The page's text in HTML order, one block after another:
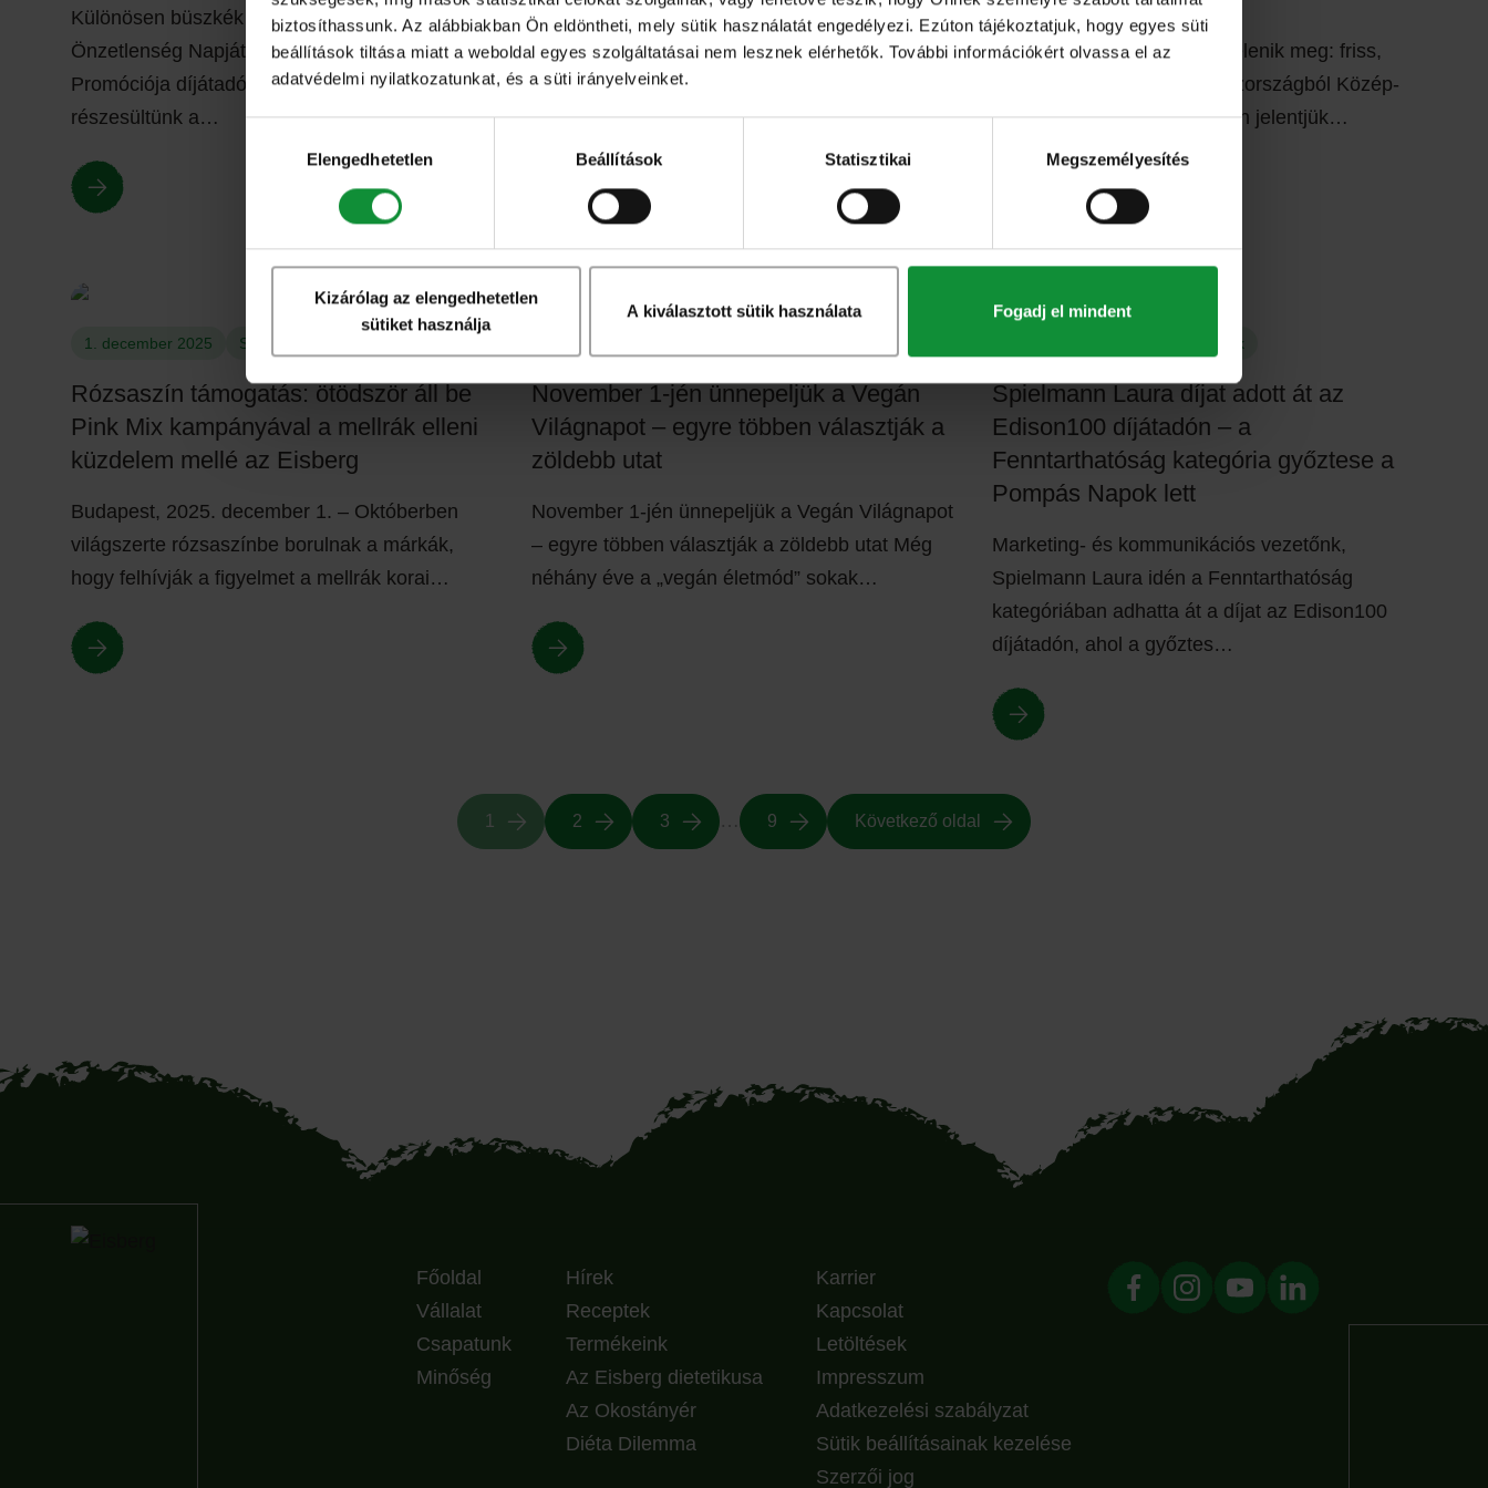
biztosíthassunk. Az alábbiakban Ön eldöntheti, mely sütik használatát engedélyezi. Ezúton tájékoztatjuk, hogy egyes süti
beállítások tiltása miatt a weboldal egyes szolgáltatásai nem lesznek elérhetők. További információkért olvassa el az
adatvédelmi nyilatkozatunkat, és a süti irányelveinket.
kiválasztásaElengedhetetlen Beállítások Statisztikai Megszemélyesítés
Kizárólag az elengedhetetlen
sütiket használja
A kiválasztott sütik használata Fogadj el mindent
Különösen büszkék vagyunk rá, hogy az
Önzetlenség Napját követő héten az Év
Promóciója díjátadón CSR különdíjban
részesültünk a…
Budapest, 2026. február 23. – A Green Factory
cégcsoport stratégiai döntést hozott a
hatékonyabb régiós szintű működés
támogatása érdekében. A…
A Green Factory új piacon jelenik meg: friss,
csomagolt bébilevelek Olaszországból Közép-
és Kelet-Európába Büszkén jelentjük…
1. december 2025 Sajtóközlemények
Rózsaszín támogatás: ötödször áll be
Pink Mix kampányával a mellrák elleni
küzdelem mellé az Eisberg
Budapest, 2025. december 1. – Októberben
világszerte rózsaszínbe borulnak a márkák,
hogy felhívják a figyelmet a mellrák korai…
November 1-jén ünnepeljük a Vegán
Világnapot – egyre többen választják a
zöldebb utat
November 1-jén ünnepeljük a Vegán Világnapot
– egyre többen választják a zöldebb utat Még
néhány éve a „vegán életmód” sokak…
Eisberg hírek
Spielmann Laura díjat adott át az
Edison100 díjátadón – a
Fenntarthatóság kategória győztese a
Pompás Napok lett
Marketing- és kommunikációs vezetőnk,
Spielmann Laura idén a Fenntarthatóság
kategóriában adhatta át a díjat az Edison100
díjátadón, ahol a győztes…
1 2 3 9 Következő oldal
Főoldal
Vállalat
Csapatunk
Minőség
Hírek
Receptek
Termékeink
Az Eisberg dietetikusa
Az Okostányér
Diéta Dilemma
Karrier
Kapcsolat
Letöltések
Impresszum
Adatkezelési szabályzat
Sütik beállításainak kezelése
Szerzői jog